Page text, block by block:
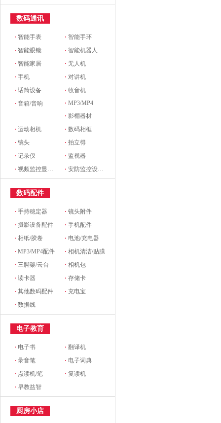
数码通讯
·智能手表 ·智能手环
·智能眼镜 ·智能机器人
·智能家居 ·无人机
·手机 ·对讲机
·话筒设备 ·收音机
·音箱/音响 ·MP3/MP4
·影棚器材
·运动相机 ·数码相框
·镜头 ·拍立得
·记录仪 · 监视器
·视频监控显示设备及配件 ·安防监控设备及配件
数码配件
·手持稳定器 ·镜头附件
·摄影设备配件 ·手机配件
·相纸/胶卷 · 电池/充电器
·MP3/MP4配件 ·相机清洁/贴膜
·三脚架/云台 ·相机包
·读卡器 ·存储卡
·其他数码配件 · 充电宝
·数据线
电子教育
· 电子书 ·翻译机
·录音笔 · 电子词典
· 点读机/笔 ·复读机
·早教益智
厨房小店